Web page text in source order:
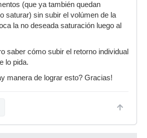
(que ya también quedan
saturar) sin subir el volúmen de la
la no deseada saturación luego al
saber cómo subir el retorno individual
lo pida.
manera de lograr esto? Gracias!